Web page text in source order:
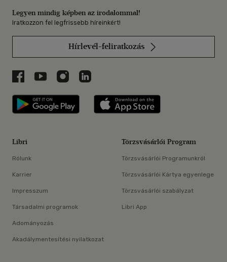
Legyen mindig képben az irodalommal!
Iratkozzon fel legfrissebb híreinkért!
Hírlevél-feliratkozás
Libri a Facebookon
Libri a Youtube-on
Libri az Instagramon
Libri a LinkedInen
Libri applikáció Szerezd meg: Google
Libri
Rólunk
Karrier
Impresszum
Társadalmi programok
Adományozás
Akadálymentesítési nyilatkozat
Törzsvásárlói Program
Törzsvásárlói Programunkról
Törzsvásárlói Kártya egyenlege
Törzsvásárlói szabályzat
Libri App